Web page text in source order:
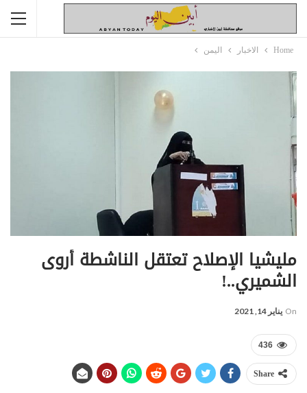
Home الاخبار اليمن
مليشيا الإصلاح تعتقل الناشطة أروى
الشميري..!
On يناير 14, 2021
436
Share